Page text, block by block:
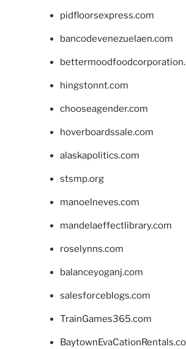
pidfloorsexpress.com
bancodevenezuelaen.com
hingstonnt.com
chooseagender.com
hoverboardssale.com
alaskapolitics.com
stsmp.org
manoelneves.com
mandelaeffectlibrary.com
roselynns.com
balanceyoganj.com
salesforceblogs.com
TrainGames365.com